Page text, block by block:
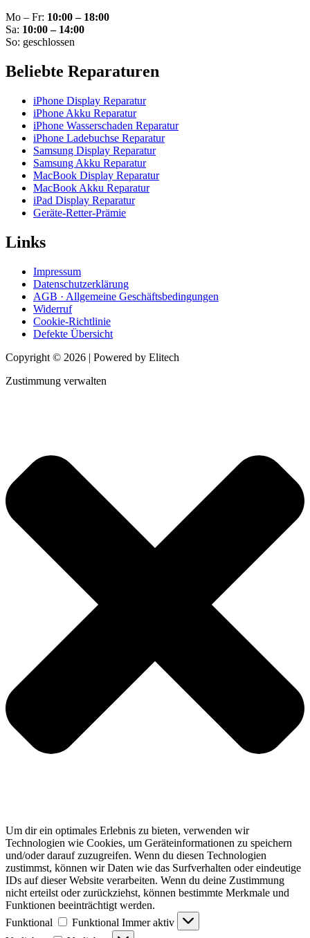
Mo – Fr: 10:00 – 18:00
Sa: 10:00 – 14:00
So: geschlossen
Beliebte Reparaturen
iPhone Display Reparatur
iPhone Akku Reparatur
iPhone Wasserschaden Reparatur
iPhone Ladebuchse Reparatur
Samsung Display Reparatur
Samsung Akku Reparatur
MacBook Display Reparatur
MacBook Akku Reparatur
iPad Display Reparatur
Geräte-Retter-Prämie
Links
Impressum
Datenschutzerklärung
AGB · Allgemeine Geschäftsbedingungen
Widerruf
Cookie-Richtlinie
Defekte Übersicht
Copyright © 2026 | Powered by Elitech
Zustimmung verwalten
Um dir ein optimales Erlebnis zu bieten, verwenden wir
Technologien wie Cookies, um Geräteinformationen zu speichern
und/oder darauf zuzugreifen. Wenn du diesen Technologien
zustimmst, können wir Daten wie das Surfverhalten oder eindeutige
IDs auf dieser Website verarbeiten. Wenn du deine Zustimmung
nicht erteilst oder zurückziehst, können bestimmte Merkmale und
Funktionen beeinträchtigt werden.
Funktional
Funktional Immer aktiv